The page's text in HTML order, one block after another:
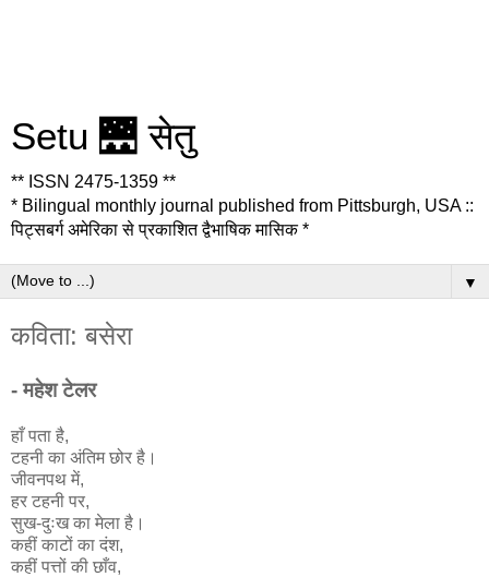
Setu 🌉 सेतु
** ISSN 2475-1359 **
* Bilingual monthly journal published from Pittsburgh, USA ::
पिट्सबर्ग अमेरिका से प्रकाशित द्वैभाषिक मासिक *
▼
कविता: बसेरा
- महेश टेलर
हाँ पता है,
टहनी का अंतिम छोर है।
जीवनपथ में,
हर टहनी पर,
सुख-दुःख का मेला है।
कहीं काटों का दंश,
कहीं पत्तों की छाँव,